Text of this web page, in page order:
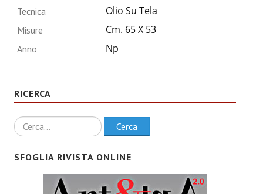
Tecnica Olio Su Tela
Misure Cm. 65 X 53
Anno Np
RICERCA
Ricerca Cerca
SFOGLIA RIVISTA ONLINE